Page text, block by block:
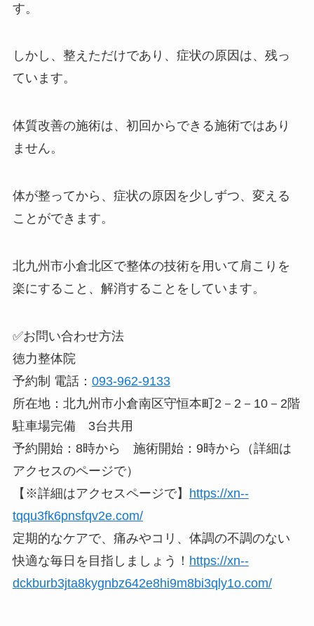
す。
しかし、整えただけであり、症状の原因は、残っ
ています。
体質改善の施術は、初回からできる施術ではあり
ません。
体が整ってから、症状の原因を少しずつ、変える
ことができます。
北九州市小倉北区で整体の技術を用いて肩こりを
楽にすること、解消することをしています。
✅お問い合わせ方法
徳力整体院
予約制 電話： 093-962-9133
所在地：北九州市小倉南区守恒本町2－2－10－2階
駐車場完備 3台共用
予約開始：8時から 施術開始：9時から（詳細は
アクセスのページで）
【※詳細はアクセスページで】 https://xn--
tqqu3fk6pnsfqv2e.com/
定期的なケアで、痛みやコリ、体調の不調のない
快適な毎日を目指しましょう！ https://xn--
dckburb3jta8kygnbz642e8hi9m8bi3qly1o.com/